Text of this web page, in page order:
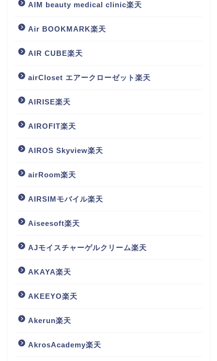
AIM beauty medical clinic楽天
Air BOOKMARK楽天
AIR CUBE楽天
airCloset エアークローゼット楽天
AIRISE楽天
AIROFIT楽天
AIROS Skyview楽天
airRoom楽天
AIRSIMモバイル楽天
Aiseesoft楽天
AJモイスチャーゲルクリーム楽天
AKAYA楽天
AKEEYO楽天
Akerun楽天
AkrosAcademy楽天